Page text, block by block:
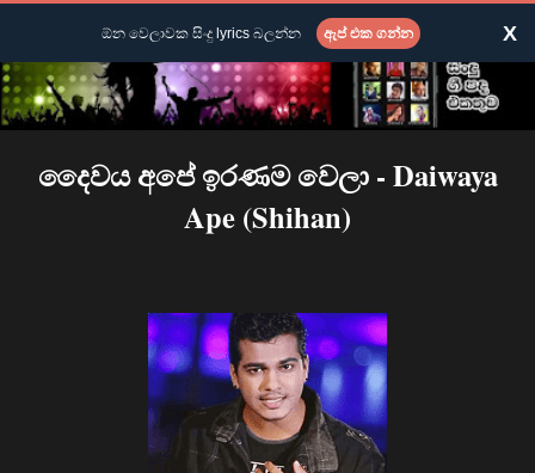
දෛවය අපේ ඉරණම වෙලා - Daiwaya
Ape (Shihan)
ඕන වෙලාවක සිංදු lyrics බලන්න ඇප් එක ගන්න X